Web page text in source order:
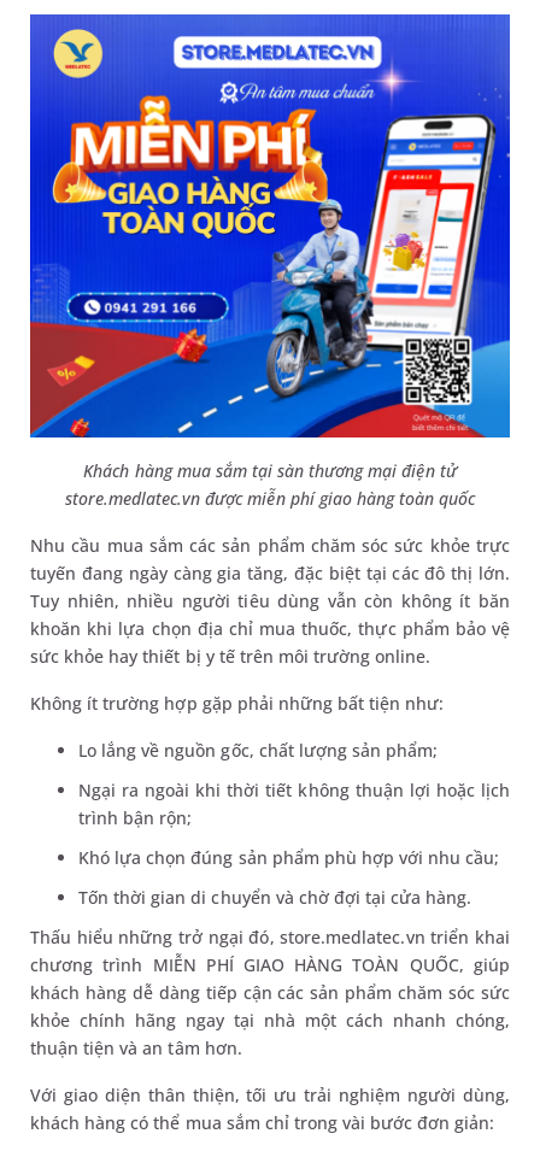
Khách hàng mua sắm tại sàn thương mại điện tử
store.medlatec.vn được miễn phí giao hàng toàn quốc
Nhu cầu mua sắm các sản phẩm chăm sóc sức khỏe trực
tuyến đang ngày càng gia tăng, đặc biệt tại các đô thị lớn.
Tuy nhiên, nhiều người tiêu dùng vẫn còn không ít băn
khoăn khi lựa chọn địa chỉ mua thuốc, thực phẩm bảo vệ
sức khỏe hay thiết bị y tế trên môi trường online.
Không ít trường hợp gặp phải những bất tiện như:
Lo lắng về nguồn gốc, chất lượng sản phẩm;
Ngại ra ngoài khi thời tiết không thuận lợi hoặc lịch
trình bận rộn;
Khó lựa chọn đúng sản phẩm phù hợp với nhu cầu;
Tốn thời gian di chuyển và chờ đợi tại cửa hàng.
Thấu hiểu những trở ngại đó, store.medlatec.vn triển khai
chương trình MIỄN PHÍ GIAO HÀNG TOÀN QUỐC, giúp
khách hàng dễ dàng tiếp cận các sản phẩm chăm sóc sức
khỏe chính hãng ngay tại nhà một cách nhanh chóng,
thuận tiện và an tâm hơn.
Với giao diện thân thiện, tối ưu trải nghiệm người dùng,
khách hàng có thể mua sắm chỉ trong vài bước đơn giản: